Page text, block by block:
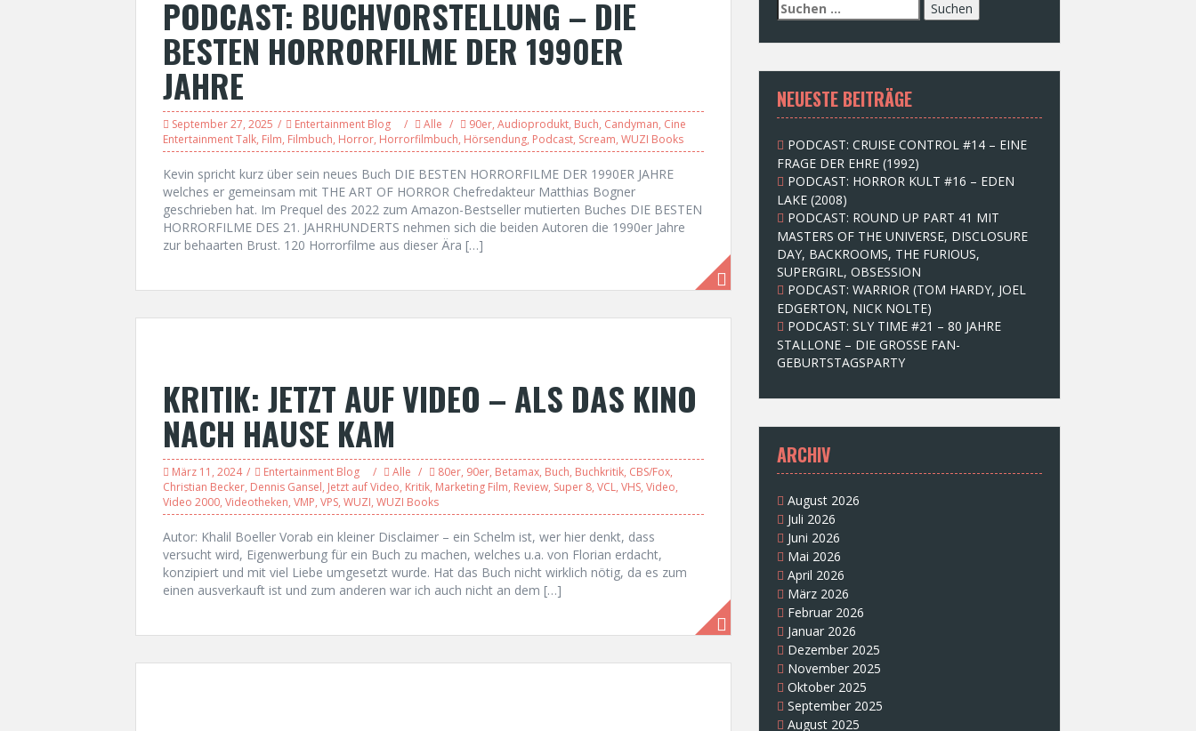
PODCAST: BUCHVORSTELLUNG – DIE
BESTEN HORRORFILME DER 1990ER
JAHRE
September 27, 2025 Entertainment Blog Alle 90er, Audioprodukt, Buch, Candyman, Cine
Entertainment Talk, Film, Filmbuch, Horror, Horrorfilmbuch, Hörsendung, Podcast, Scream, WUZI Books
Kevin spricht kurz über sein neues Buch DIE BESTEN HORRORFILME DER 1990ER JAHRE
welches er gemeinsam mit THE ART OF HORROR Chefredakteur Matthias Bogner
geschrieben hat. Im Prequel des 2022 zum Amazon-Bestseller mutierten Buches DIE BESTEN
HORRORFILME DES 21. JAHRHUNDERTS nehmen sich die beiden Autoren die 1990er Jahre
zur behaarten Brust. 120 Horrorfilme aus dieser Ära […]
KRITIK: JETZT AUF VIDEO – ALS DAS KINO
NACH HAUSE KAM
März 11, 2024 Entertainment Blog Alle 80er, 90er, Betamax, Buch, Buchkritik, CBS/Fox,
Christian Becker, Dennis Gansel, Jetzt auf Video, Kritik, Marketing Film, Review, Super 8, VCL, VHS, Video,
Video 2000, Videotheken, VMP, VPS, WUZI, WUZI Books
Autor: Khalil Boeller Vorab ein kleiner Disclaimer – ein Schelm ist, wer hier denkt, dass
versucht wird, Eigenwerbung für ein Buch zu machen, welches u.a. von Florian erdacht,
konzipiert und mit viel Liebe umgesetzt wurde. Hat das Buch nicht wirklich nötig, da es zum
einen ausverkauft ist und zum anderen war ich auch nicht an dem […]
S
u
c
e
n
n
c
h
:
NEUESTE BEITRÄGE
PODCAST: CRUISE CONTROL #14 – EINE
FRAGE DER EHRE (1992)
PODCAST: HORROR KULT #16 – EDEN
LAKE (2008)
PODCAST: ROUND UP PART 41 MIT
MASTERS OF THE UNIVERSE, DISCLOSURE
DAY, BACKROOMS, THE FURIOUS,
SUPERGIRL, OBSESSION
PODCAST: WARRIOR (TOM HARDY, JOEL
EDGERTON, NICK NOLTE)
PODCAST: SLY TIME #21 – 80 JAHRE
STALLONE – DIE GROSSE FAN-
GEBURTSTAGSPARTY
ARCHIV
August 2026
Juli 2026
Juni 2026
Mai 2026
April 2026
März 2026
Februar 2026
Januar 2026
Dezember 2025
November 2025
Oktober 2025
September 2025
August 2025